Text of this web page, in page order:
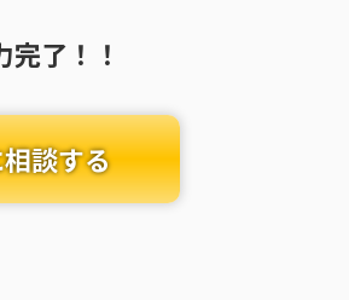
完了！！
談する